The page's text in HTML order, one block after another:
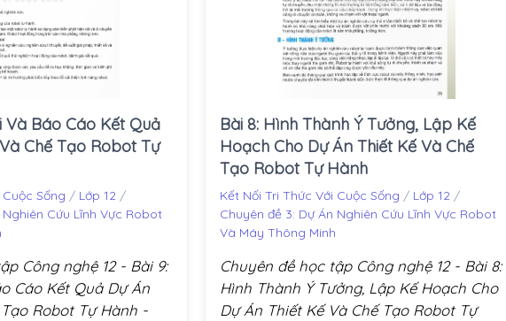
Và Báo Cáo Kết Quả
Chế Tạo Robot Tự
Sống / Lớp 12 /
Cứu Lĩnh Vực Robot
Công nghệ 12 - Bài 9:
Cáo Kết Quả Dự Án
Robot Tự Hành -
Bài 8: Hình Thành Ý Tưởng, Lập Kế
Hoạch Cho Dự Án Thiết Kế Và Chế
Tạo Robot Tự Hành
Kết Nối Tri Thức Với Cuộc Sống / Lớp 12 /
Chuyên đề 3: Dự Án Nghiên Cứu Lĩnh Vực Robot
Và Máy Thông Minh
Chuyên đề học tập Công nghệ 12 - Bài 8:
Hình Thành Ý Tưởng, Lập Kế Hoạch Cho
Dự Án Thiết Kế Và Chế Tạo Robot Tự